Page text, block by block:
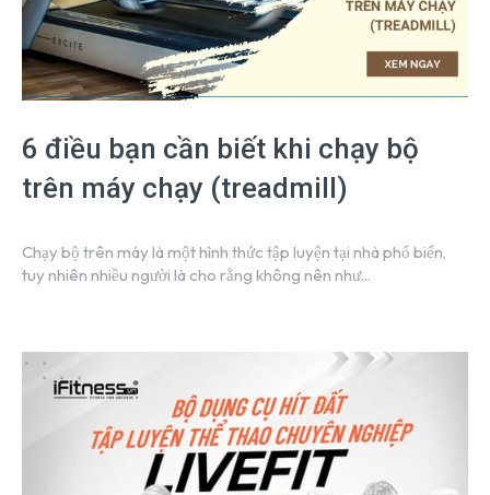
6 điều bạn cần biết khi chạy bộ
trên máy chạy (treadmill)
Chạy bộ trên máy là một hình thức tập luyện tại nhà phổ biến,
tuy nhiên nhiều người là cho rằng không nên như...